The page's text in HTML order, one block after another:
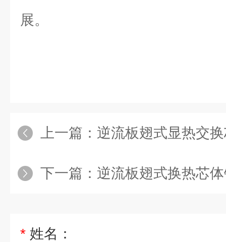
展。
上一篇： 逆流板翅式显热交
下一篇： 逆流板翅式换热芯
* 姓名：